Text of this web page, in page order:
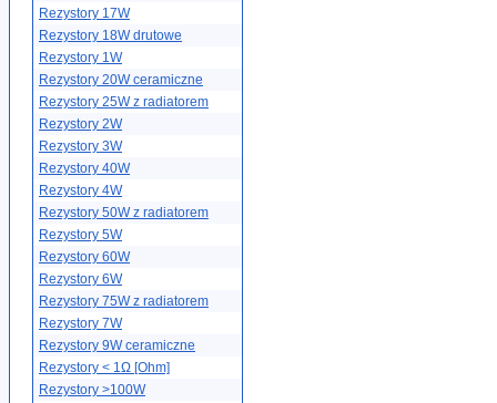
Rezystory 17W
Rezystory 18W drutowe
Rezystory 1W
Rezystory 20W ceramiczne
Rezystory 25W z radiatorem
Rezystory 2W
Rezystory 3W
Rezystory 40W
Rezystory 4W
Rezystory 50W z radiatorem
Rezystory 5W
Rezystory 60W
Rezystory 6W
Rezystory 75W z radiatorem
Rezystory 7W
Rezystory 9W ceramiczne
Rezystory < 1Ω [Ohm]
Rezystory >100W